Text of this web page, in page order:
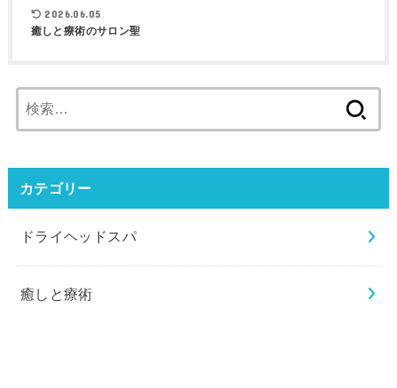
2026.06.05
癒しと療術のサロン聖
索:
カテゴリー
ドライヘッドスパ
癒しと療術